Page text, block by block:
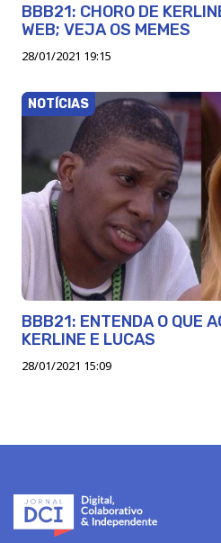
BBB21: CHORO DE
WEB; VEJA OS MEMES
28/01/2021 19:15
NOTÍCIAS
BBB21: ENTENDA O QUE
KERLINE E LUCAS
28/01/2021 15:09